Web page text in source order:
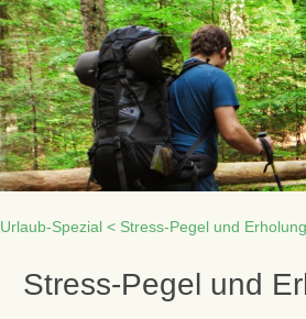
Urlaub-Spezial < Stress-Pegel und Erholung
Stress-Pegel und